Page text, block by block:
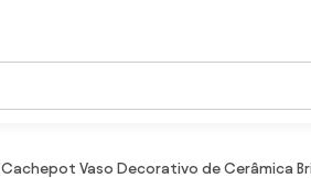
Cachepot Vaso Decorativo de Cerâmica